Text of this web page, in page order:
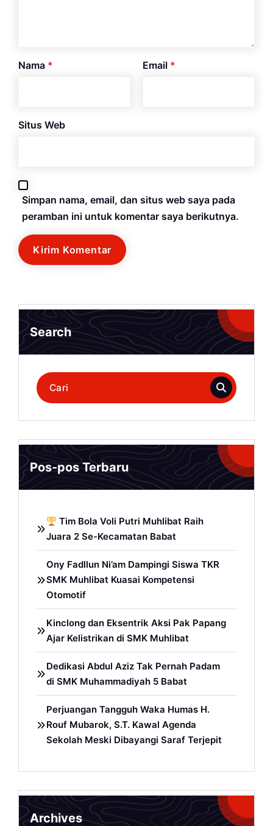
Nama * Email *
Situs Web
Simpan nama, email, dan situs web saya pada
peramban ini untuk komentar saya berikutnya.
Search
Pencarian
untuk:
Pos-pos Terbaru
Tim Bola Voli Putri Muhlibat Raih
Juara 2 Se-Kecamatan Babat
Ony Fadllun Ni’am Dampingi Siswa TKR
SMK Muhlibat Kuasai Kompetensi
Otomotif
Kinclong dan Eksentrik Aksi Pak Papang
Ajar Kelistrikan di SMK Muhlibat
Dedikasi Abdul Aziz Tak Pernah Padam
di SMK Muhammadiyah 5 Babat
Perjuangan Tangguh Waka Humas H.
Rouf Mubarok, S.T. Kawal Agenda
Sekolah Meski Dibayangi Saraf Terjepit
Archives